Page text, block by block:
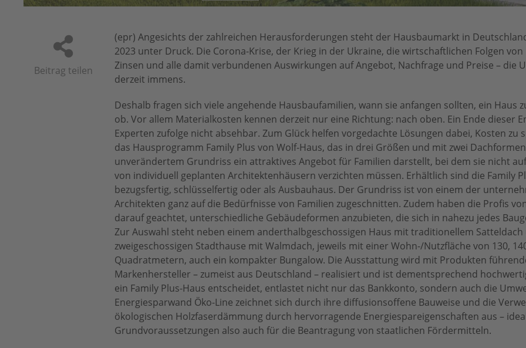
Beitrag teilen
(epr) Angesichts der zahlreichen Herausforderungen steht der Hausbaumarkt in
2023 unter Druck. Die Corona-Krise, der Krieg in der Ukraine, die wirtschaftlichen Folgen
Zinsen und alle damit verbundenen Auswirkungen auf Angebot, Nachfrage und Preise – die
derzeit immens.
Deshalb fragen sich viele angehende Hausbaufamilien, wann sie anfangen sollten, ein Haus
ob. Vor allem Materialkosten kennen derzeit nur eine Richtung: nach oben. Ein Ende dieser
Experten zufolge nicht absehbar. Zum Glück helfen vorgedachte Lösungen dabei, Kosten zu
das Hausprogramm Family Plus von Wolf-Haus, das in drei Größen und mit zwei
unverändertem Grundriss ein attraktives Angebot für Familien darstellt, bei dem sie nicht
von individuell geplanten Architektenhäusern verzichten müssen. Erhältlich sind die Family
bezugsfertig, schlüsselfertig oder als Ausbauhaus. Der Grundriss ist von einem der
Architekten ganz auf die Bedürfnisse von Familien zugeschnitten. Zudem haben die Profis
darauf geachtet, unterschiedliche Gebäudeformen anzubieten, die sich in nahezu jedes
Zur Auswahl steht neben einem anderthalbgeschossigen Haus mit traditionellem Satteldach
zweigeschossigen Stadthause mit Walmdach, jeweils mit einer Wohn-/Nutzfläche von 130,
Quadratmetern, auch ein kompakter Bungalow. Die Ausstattung wird mit Produkten
Markenhersteller – zumeist aus Deutschland – realisiert und ist dementsprechend
ein Family Plus-Haus entscheidet, entlastet nicht nur das Bankkonto, sondern auch die
Energiesparwand Öko-Line zeichnet sich durch ihre diffusionsoffene Bauweise und die
ökologischen Holzfaserdämmung durch hervorragende Energiespareigenschaften aus –
Grundvoraussetzungen also auch für die Beantragung von staatlichen Fördermitteln.